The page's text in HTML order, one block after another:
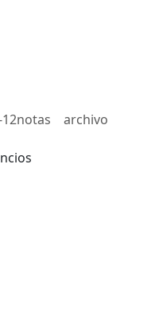
12notas archivo